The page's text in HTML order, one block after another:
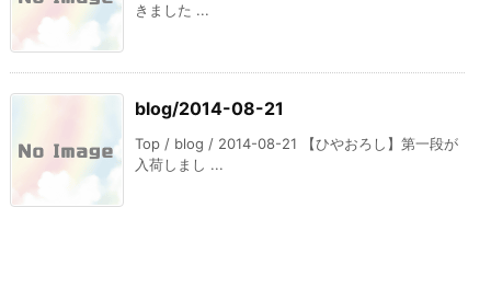
きました ...
blog/2014-08-21
Top / blog / 2014-08-21 【ひやおろし】第一段が
入荷しまし ...